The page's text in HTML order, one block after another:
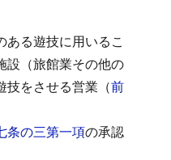
る遊技に用いるこ
設（旅館業その他の
技をさせる営業（前
条の三第一項の承認